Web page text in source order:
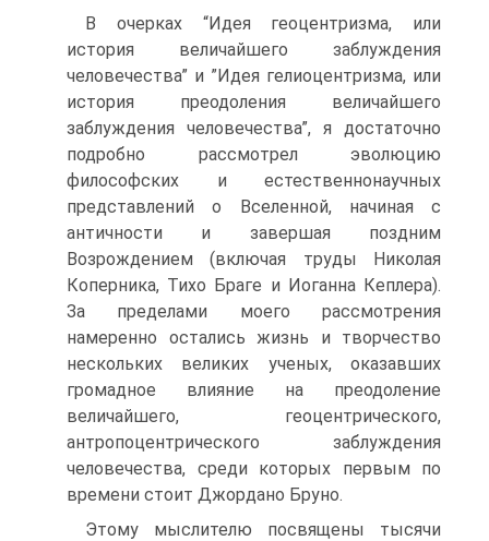
В очерках “Идея геоцентризма, или
история величайшего заблуждения
человечества” и ”Идея гелиоцентризма, или
история преодоления величайшего
заблуждения человечества”, я достаточно
подробно рассмотрел эволюцию
философских и естественнонаучных
представлений о Вселенной, начиная с
античности и завершая поздним
Возрождением (включая труды Николая
Коперника, Тихо Браге и Иоганна Кеплера).
За пределами моего рассмотрения
намеренно остались жизнь и творчество
нескольких великих ученых, оказавших
громадное влияние на преодоление
величайшего, геоцентрического,
антропоцентрического заблуждения
человечества, среди которых первым по
времени стоит Джордано Бруно.
Этому мыслителю посвящены тысячи